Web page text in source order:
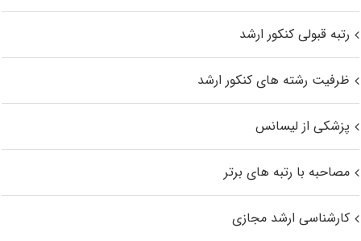
رتبه قبولی کنکور ارشد
ظرفیت رشته های کنکور ارشد
پزشکی از لیسانس
مصاحبه با رتبه های برتر
کارشناسی ارشد مجازی